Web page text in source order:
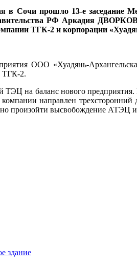
в Сочи прошло 13-е заседание
РФ Аркадия
ТГК-2 и корпорации
ООО «Хуадянь-
ТГК-2.
ТЭЦ на баланс нового
направлен
произойти высвобождение АТЭЦ